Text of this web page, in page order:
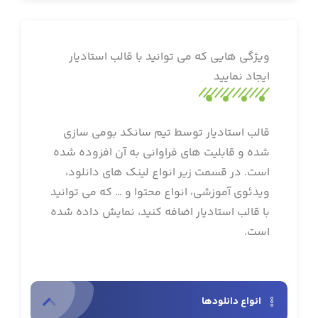
ویژگی هایی که می توانید با قالب استادیار
ایجاد نمایید
قالب استادیار توسط تیم سانکد بومی سازی
شده و قابلیت های فراوانی به آن افزوده شده
است. در قسمت زیر انواع لینک های دانلود،
ویدئوی آموزشی، انواع محتوا و … که می توانید
با قالب استادیار اضافه کنید، نمایش داده شده
است.
انواع دانلودها